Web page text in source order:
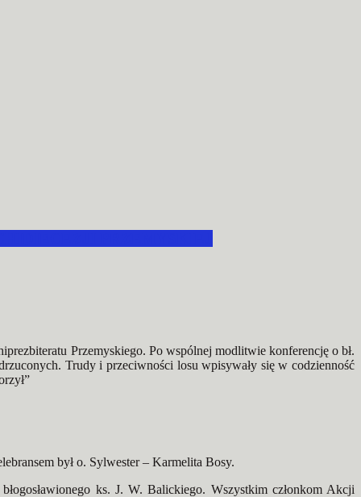
Przemyskiego. Po wspólnej modlitwie konferencję o bł.
Trudy i przeciwności losu wpisywały się w codzienność
był o. Sylwester – Karmelita Bosy.
ks. J. W. Balickiego. Wszystkim członkom Akcji